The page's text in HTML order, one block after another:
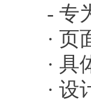
- 专为
· 页面
· 具体
· 设计